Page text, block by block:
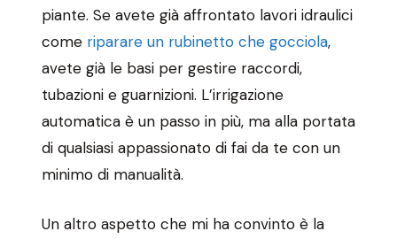
piante. Se avete già affrontato lavori idraulici
come riparare un rubinetto che gocciola,
avete già le basi per gestire raccordi,
tubazioni e guarnizioni. L’irrigazione
automatica è un passo in più, ma alla portata
di qualsiasi appassionato di fai da te con un
minimo di manualità.
Un altro aspetto che mi ha convinto è la